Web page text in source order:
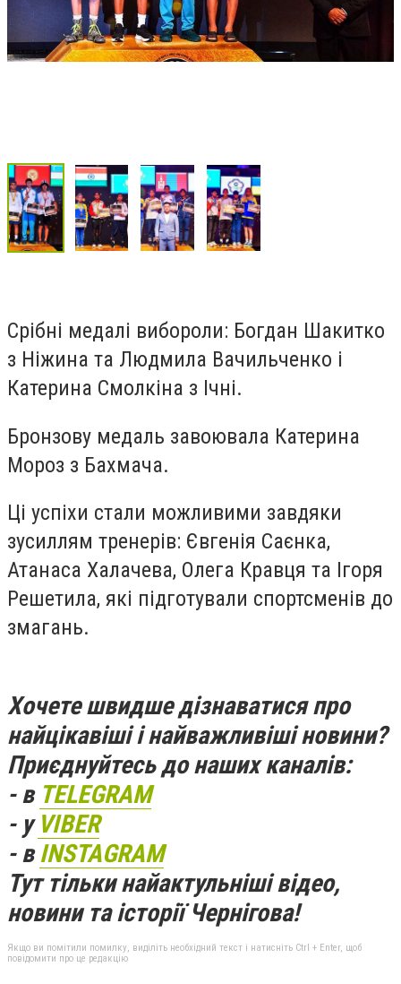
Срібні медалі вибороли: Богдан Шакитко
з Ніжина та Людмила Вачильченко і
Катерина Смолкіна з Ічні.
Бронзову медаль завоювала Катерина
Мороз з Бахмача.
Ці успіхи стали можливими завдяки
зусиллям тренерів: Євгенія Саєнка,
Атанаса Халачева, Олега Кравця та Ігоря
Решетила, які підготували спортсменів до
змагань.
Хочете швидше дізнаватися про
найцікавіші і найважливіші новини?
Приєднуйтесь до наших каналів:
- в TELEGRAM
- у VIBER
- вINSTAGRAM
Тут тільки найактульніші відео,
новини та історії Чернігова!
Якщо ви помітили помилку, виділіть необхідний текст і натисніть Ctrl + Enter, щоб
повідомити про це редакцію